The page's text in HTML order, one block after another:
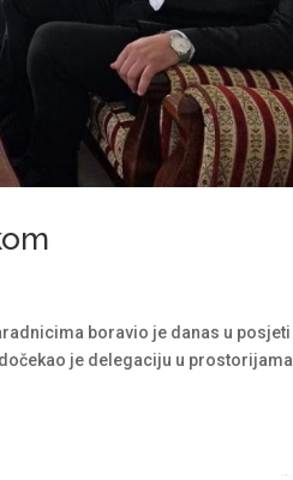
boravio je danas u posjeti
je delegaciju u prostorijama